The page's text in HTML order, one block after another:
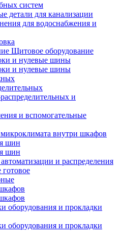
систем
детали для канализации
для водоснабжения и
Щитовое оборудование
и нулевые шины
и нулевые шины
и
и вспомогательные
внутри шкафов
шин
шин
и распределения
оборудования и прокладки
оборудования и прокладки